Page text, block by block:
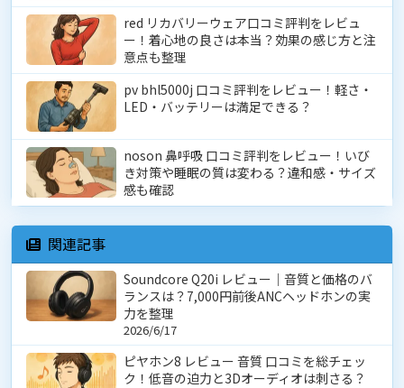
red リカバリーウェア口コミ評判をレビュ
ー！着心地の良さは本当？効果の感じ方と注
意点も整理
pv bhl5000j 口コミ評判をレビュー！軽さ・
LED・バッテリーは満足できる？
noson 鼻呼吸 口コミ評判をレビュー！いび
き対策や睡眠の質は変わる？違和感・サイズ
感も確認
関連記事
Soundcore Q20i レビュー｜音質と価格のバ
ランスは？7,000円前後ANCヘッドホンの実
力を整理
2026/6/17
ピヤホン8 レビュー 音質 口コミを総チェッ
ク！低音の迫力と3Dオーディオは刺さる？